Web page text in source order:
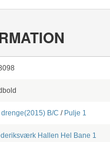
drenge(2015) B/C / Pulje 1
Hallen Hel Bane 1